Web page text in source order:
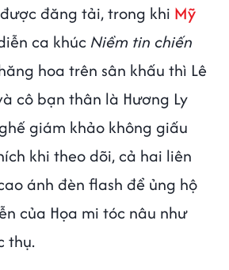
đăng tải, trong khi Mỹ
ca khúc Niềm tin chiến
hoa trên sân khấu thì Lê
cô bạn thân là Hương Ly
giám khảo không giấu
khi theo dõi, cả hai liên
ánh đèn flash để ủng hộ
của Họa mi tóc nâu như
thụ.